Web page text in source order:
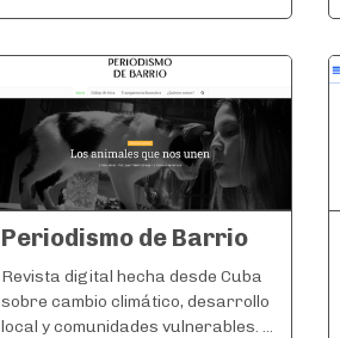
Periodismo de Barrio
Revista digital hecha desde Cuba
sobre cambio climático, desarrollo
local y comunidades vulnerables. ...